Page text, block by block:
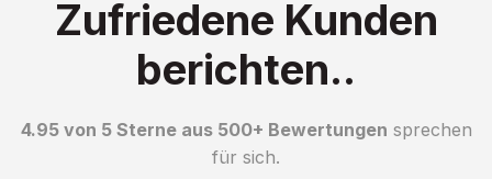
Zufriedene Kunden
berichten..
4.95 von 5 Sterne aus 500+ Bewertungen sprechen
für sich.